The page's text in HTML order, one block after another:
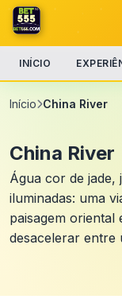
INÍCIO
Início China River
China River
Água cor de jade,
iluminadas: uma
paisagem oriental
desacelerar entre